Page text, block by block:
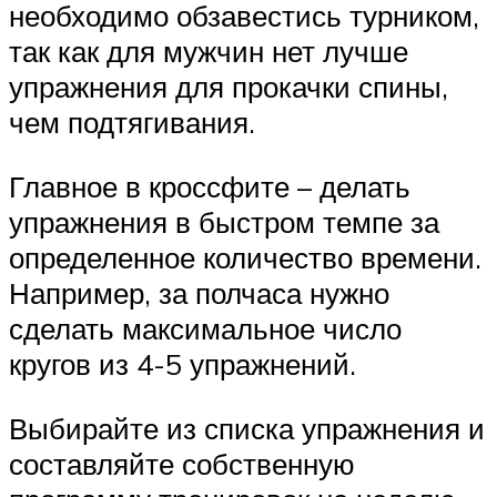
необходимо обзавестись турником,
так как для мужчин нет лучше
упражнения для прокачки спины,
чем подтягивания.
Главное в кроссфите – делать
упражнения в быстром темпе за
определенное количество времени.
Например, за полчаса нужно
сделать максимальное число
кругов из 4-5 упражнений.
Выбирайте из списка упражнения и
составляйте собственную